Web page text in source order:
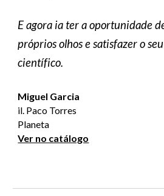
E agora ia ter a oportunidade
próprios olhos e satisfazer o
científico.
Miguel Garcia
il. Paco Torres
Planeta
Ver no catálogo